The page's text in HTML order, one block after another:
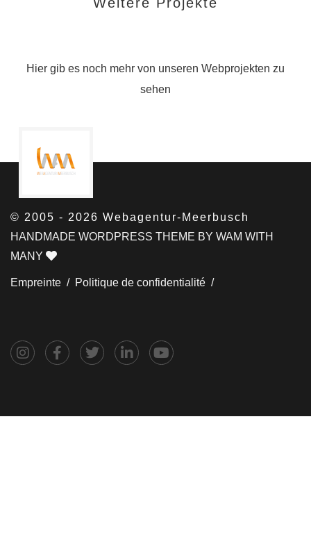
Hier gib es noch mehr von unseren Webprojekten zu
sehen
© 2005 - 2026 Webagentur-Meerbusch
HANDMADE WORDPRESS THEME BY WAM WITH
MANY
Empreinte / Politique de confidentialité /